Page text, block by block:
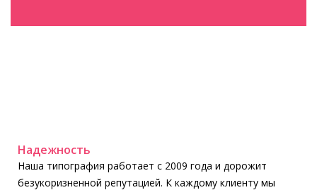
Надежность
Наша типография работает с 2009 года и дорожит
безукоризненной репутацией. К каждому клиенту мы